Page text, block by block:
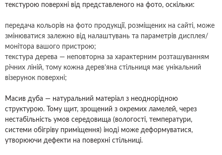
текстурою поверхні від представленого на фото, оскільки:
передача кольорів на фото продукції, розміщених на сайті, може
змінюватися залежно від налаштувань та параметрів дисплея/
монітора вашого пристрою;
текстура дерева — неповторна за характерним розташуванням
річних ліній, тому кожна дерев’яна стільниця має унікальний
візерунок поверхні;
Масив дуба — натуральний матеріал з неоднорідною
структурою. Тому щит, зрощений з окремих ламелей, через
нестабільність умов середовища (вологості, температури,
системи обігріву приміщення) іноді може деформуватися,
утворюючи дефекти на поверхні стільниці.